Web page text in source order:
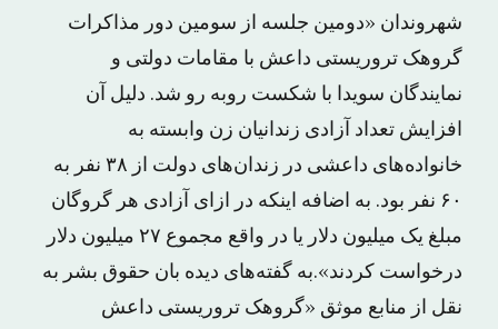
شهروندان «دومین جلسه از سومین دور مذاکرات
گروهک تروریستی داعش با مقامات دولتی و
نمایندگان سویدا با شکست روبه رو شد. دلیل آن
افزایش تعداد آزادی زندانیان زن وابسته به
خانواده‌های داعشی در زندان‌های دولت از ۳۸ نفر به
۶۰ نفر بود. به اضافه اینکه در ازای آزادی هر گروگان
مبلغ یک میلیون دلار یا در واقع مجموع ۲۷ میلیون دلار
درخواست کردند».به گفته‌های دیده بان حقوق بشر به
نقل از منابع موثق «گروهک تروریستی داعش